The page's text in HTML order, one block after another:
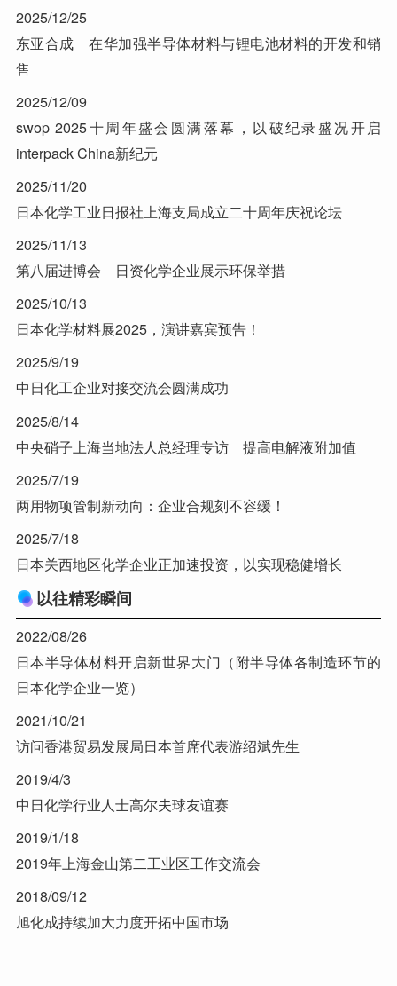
2025/12/25
东亚合成 在华加强半导体材料与锂电池材料的开发和销
售
2025/12/09
swop 2025十周年盛会圆满落幕，以破纪录盛况开启
interpack China新纪元
2025/11/20
日本化学工业日报社上海支局成立二十周年庆祝论坛
2025/11/13
第八届进博会 日资化学企业展示环保举措
2025/10/13
日本化学材料展2025，演讲嘉宾预告！
2025/9/19
中日化工企业对接交流会圆满成功
2025/8/14
中央硝子上海当地法人总经理专访 提高电解液附加值
2025/7/19
两用物项管制新动向：企业合规刻不容缓！
2025/7/18
日本关西地区化学企业正加速投资，以实现稳健增长
以往精彩瞬间
2022/08/26
日本半导体材料开启新世界大门（附半导体各制造环节的
日本化学企业一览）
2021/10/21
访问香港贸易发展局日本首席代表游绍斌先生
2019/4/3
中日化学行业人士高尔夫球友谊赛
2019/1/18
2019年上海金山第二工业区工作交流会
2018/09/12
旭化成持续加大力度开拓中国市场